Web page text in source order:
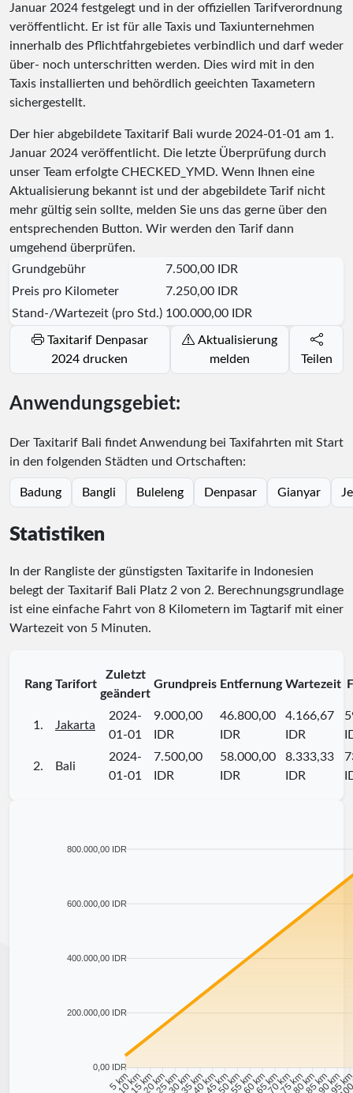
Januar 2024 festgelegt und in der offiziellen Tarifverordnung
veröffentlicht. Er ist für alle Taxis und Taxiunternehmen
innerhalb des Pflichtfahrgebietes verbindlich und darf weder
über- noch unterschritten werden. Dies wird mit in den
Taxis installierten und behördlich geeichten Taxametern
sichergestellt.
Der hier abgebildete Taxitarif Bali wurde 2024-01-01 am 1.
Januar 2024 veröffentlicht. Die letzte Überprüfung durch
unser Team erfolgte CHECKED_YMD. Wenn Ihnen eine
Aktualisierung bekannt ist und der abgebildete Tarif nicht
mehr gültig sein sollte, melden Sie uns das gerne über den
entsprechenden Button. Wir werden den Tarif dann
umgehend überprüfen.
Grundgebühr
7.500,00 IDR
Preis pro Kilometer
7.250,00 IDR
Stand-/Wartezeit (pro Std.) 100.000,00 IDR
Taxitarif Denpasar
2024 drucken
Aktualisierung
melden
Teilen
Anwendungsgebiet:
Der Taxitarif Bali findet Anwendung bei Taxifahrten mit Start
in den folgenden Städten und Ortschaften:
Badung Bangli Buleleng Denpasar Gianyar
Statistiken
In der Rangliste der günstigsten Taxitarife in Indonesien
belegt der Taxitarif Bali Platz 2 von 2. Berechnungsgrundlage
ist eine einfache Fahrt von 8 Kilometern im Tagtarif mit einer
Wartezeit von 5 Minuten.
Rang Tarifort
Zuletzt
geändert
Grundpreis Entfernung Wartezeit
1. Jakarta
2024-
01-01
9.000,00
IDR
46.800,00
IDR
4.166,67
IDR
2. Bali
2024-
01-01
7.500,00
IDR
58.000,00
IDR
8.333,33
IDR
800.000,00 IDR
600.000,00 IDR
400.000,00 IDR
200.000,00 IDR
0,00 IDR
5 km
10 km15 km20 km25 km30 km35 km40 km45 km50 km55 km60 km65 km70 km75 km80 km85 km90 km
95